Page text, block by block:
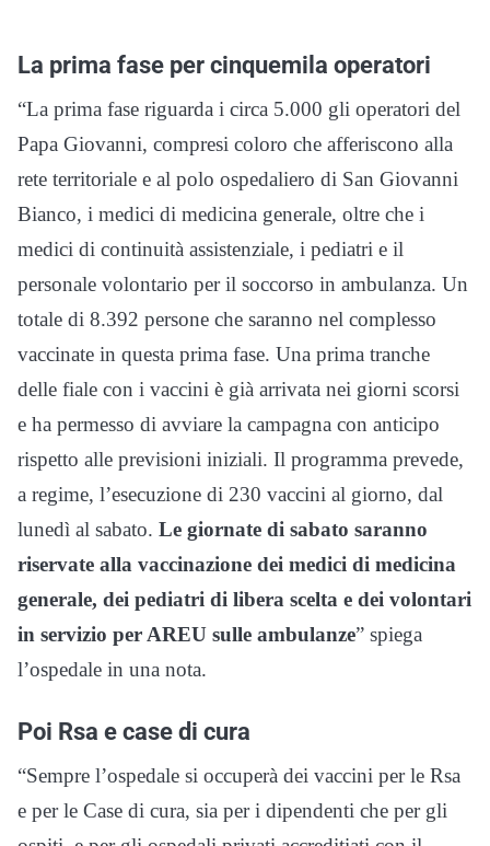
La prima fase per cinquemila operatori
“La prima fase riguarda i circa 5.000 gli operatori del
Papa Giovanni, compresi coloro che afferiscono alla
rete territoriale e al polo ospedaliero di San Giovanni
Bianco, i medici di medicina generale, oltre che i
medici di continuità assistenziale, i pediatri e il
personale volontario per il soccorso in ambulanza. Un
totale di 8.392 persone che saranno nel complesso
vaccinate in questa prima fase. Una prima tranche
delle fiale con i vaccini è già arrivata nei giorni scorsi
e ha permesso di avviare la campagna con anticipo
rispetto alle previsioni iniziali. Il programma prevede,
a regime, l’esecuzione di 230 vaccini al giorno, dal
lunedì al sabato. Le giornate di sabato saranno
riservate alla vaccinazione dei medici di medicina
generale, dei pediatri di libera scelta e dei volontari
in servizio per AREU sulle ambulanze” spiega
l’ospedale in una nota.
Poi Rsa e case di cura
“Sempre l’ospedale si occuperà dei vaccini per le Rsa
e per le Case di cura, sia per i dipendenti che per gli